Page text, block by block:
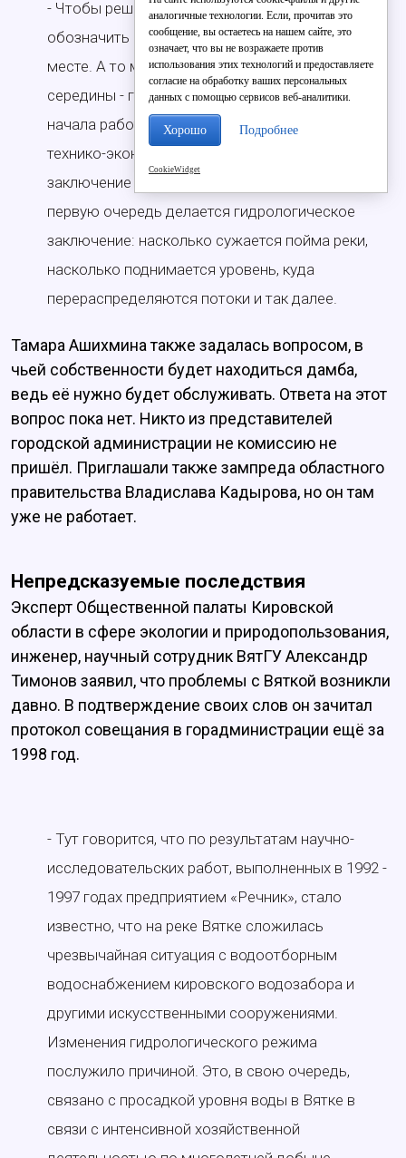
- Чтобы решать какую-то проблему, надо
обозначить цель - что мы хотим видеть на этом
месте. А то мы начинаем решать проблему с
середины - где найти песок. <...> Что касается
начала работ, началом должно служить не
технико-экономическое обоснование, а
заключение о возможности. В таких случаях в
первую очередь делается гидрологическое
заключение: насколько сужается пойма реки,
насколько поднимается уровень, куда
перераспределяются потоки и так далее.
Тамара Ашихмина также задалась вопросом, в
чьей собственности будет находиться дамба,
ведь её нужно будет обслуживать. Ответа на этот
вопрос пока нет. Никто из представителей
городской администрации не комиссию не
пришёл. Приглашали также зампреда областного
правительства Владислава Кадырова, но он там
уже не работает.
Непредсказуемые последствия
Эксперт Общественной палаты Кировской
области в сфере экологии и природопользования,
инженер, научный сотрудник ВятГУ Александр
Тимонов заявил, что проблемы с Вяткой возникли
давно. В подтверждение своих слов он зачитал
протокол совещания в горадминистрации ещё за
1998 год.
- Тут говорится, что по результатам научно-
исследовательских работ, выполненных в 1992 -
1997 годах предприятием «Речник», стало
известно, что на реке Вятке сложилась
чрезвычайная ситуация с водоотборным
водоснабжением кировского водозабора и
другими искусственными сооружениями.
Изменения гидрологического режима
послужило причиной. Это, в свою очередь,
связано с просадкой уровня воды в Вятке в
связи с интенсивной хозяйственной
аналогичные технологии. Если, прочитав это
сообщение, вы остаетесь на нашем сайте, это
означает, что вы не возражаете против
использования этих технологий и предоставляете
согласие на обработку ваших персональных
данных с помощью сервисов веб-аналитики.
Хорошо Подробнее
CookieWidget